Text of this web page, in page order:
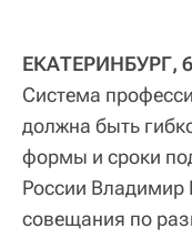
ЕКАТЕРИНБУРГ,
Система
должна быть
формы и сроки
России Владимир
совещания по